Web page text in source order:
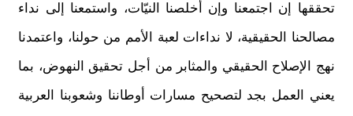
تحققها إن اجتمعنا وإن أخلصنا النيّات، واستمعنا إلى نداء
مصالحنا الحقيقية، لا نداءات لعبة الأمم من حولنا، واعتمدنا
نهج الإصلاح الحقيقي والمثابر من أجل تحقيق النهوض، بما
يعني العمل بجد لتصحيح مسارات أوطاننا وشعوبنا العربية